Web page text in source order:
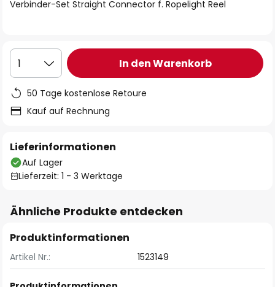
Verbinder-Set Straight Connector f. Ropelight Reel
1 In den Warenkorb
50 Tage kostenlose Retoure
Kauf auf Rechnung
Lieferinformationen
Auf Lager
Lieferzeit: 1 - 3 Werktage
Ähnliche Produkte entdecken
Produktinformationen
Artikel Nr.: 1523149